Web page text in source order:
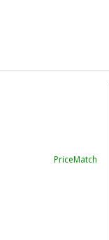
PriceMatch